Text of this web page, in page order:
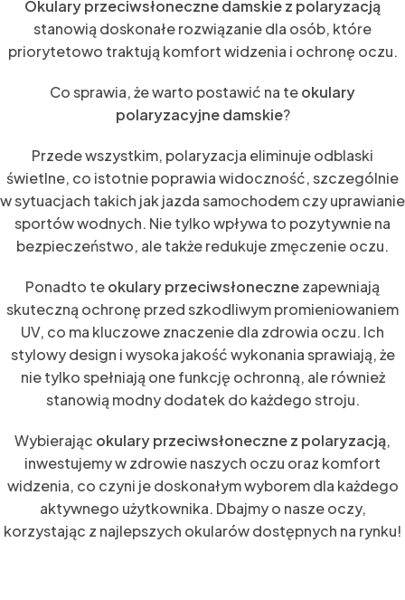
Okulary przeciwsłoneczne damskie z polaryzacją
stanowią doskonałe rozwiązanie dla osób, które
priorytetowo traktują komfort widzenia i ochronę oczu.
Co sprawia, że warto postawić na teokulary
polaryzacyjne damskie?
Przede wszystkim, polaryzacja eliminuje odblaski
świetlne, co istotnie poprawia widoczność, szczególnie
w sytuacjach takich jak jazda samochodem czy uprawianie
sportów wodnych. Nie tylko wpływa to pozytywnie na
bezpieczeństwo, ale także redukuje zmęczenie oczu.
Ponadto teokulary przeciwsłonecznezapewniają
skuteczną ochronę przed szkodliwym promieniowaniem
UV, co ma kluczowe znaczenie dla zdrowia oczu. Ich
stylowy design i wysoka jakość wykonania sprawiają, że
nie tylko spełniają one funkcję ochronną, ale również
stanowią modny dodatek do każdego stroju.
Wybierając okulary przeciwsłoneczne z polaryzacją,
inwestujemy w zdrowie naszych oczu oraz komfort
widzenia, co czyni je doskonałym wyborem dla każdego
aktywnego użytkownika. Dbajmy o nasze oczy,
korzystając z najlepszych okularów dostępnych na rynku!